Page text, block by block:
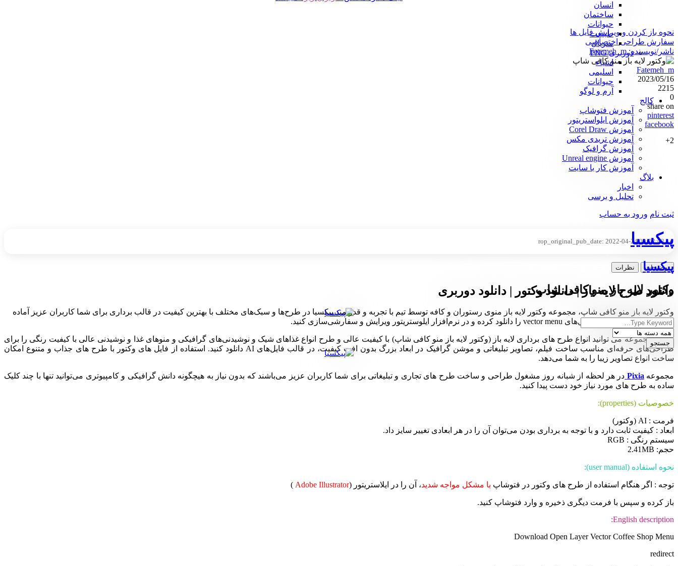
انسان
ساختمان
حیوانات
طبیعت
متریال
دوربری PNG
اشیاء
اسلیمی
حیوانات
آرم و لوگو
کالج
آموزش فتوشاپ
آموزش ایلواستریتور
آموزش Corel Draw
آموزش تریدی مکس
آموزش گرافیک
آموزش Unreal engine
آموزش کار با سایت
بلاگ
اخبار
تحلیل و برسی
ثبت نام ورود به حساب
پیکسیا
پیکسیا
دانلود طرح لایه باز | دانلود وکتور | دانلود دوربری
نحوه باز کردن و ویرایش فایل ها
سفارش طراحی اختصاصی
ناشر/نویسنده:Fatemeh_m
Fatemeh_m
2023/05/16
2215
0
share on
pinterest
facebook
2+
rop_original_pub_date: 2022-04-24 00:02:03
توضیحات نظرات
وکتور لایه باز منو کافی شاپ
وکتور لایه باز منو کافی شاپ، مجموعه وکتور لایه باز منوی رستوران و کافه توسط تیم با تجربه و قدرتمند پیکسیا در طرح‌ها و سبک‌های مختلف با بهترین کیفیت در قالب برداری برای شما کاربران عزیز آماده
کرده است. شما می‌تواید فایل‌های vector menu را دانلود کرده و در نرم‌افزار ایلوستریتور ویرایش و سفارشی‌سازی کنید.
در این مجموعه می توانید انواع طرح های برداری لایه باز (وکتور لایه باز منو کافی شاپ) با کیفیت عالی و طرح انواع غذا‌های شیک و نوشیدنی‌های گرافیکی و منوهای غذا و نوشیدنی عالی با کیفیت رنگی را برای
طراحی‌های حرفه‌ای مناسب ساخت فیلم، تصاویر تبلیغاتی و موشن گرافیک در ابعاد بزرگ بدون افت کیفیت، در قالب فایل‌های AI دانلود کنید. استفاده از فایل های وکتور با طرح های جذاب و متنوع امکان
ساخت انواع تصاویر زیبا را به شما می‌دهد.
مجموعه Pixia در هر لحظه از شبانه روز مشغول طراحی و ساخت طرح های تجاری و تبلیغاتی برای شما کاربران عزیز می‌باشند که بدون نیاز به هیچگونه دانش گرافیکی و کامپیوتری می‌توانید تنها با چند کلیک
ساده به طرح های مورد نیاز خود دست پیدا کنید.
خصوصیات (properties):
فرمت : AI (وکتور)
ابعاد : کیفیت ثابت دارد و با توجه به برداری بودن می‌توان آن را در هر ابعادی تغییر سایز داد.
سیستم رنگی : RGB
حجم: 2.41MB
نحوه استفاده (user manual):
توجه : اگر هنگام استفاده از طرح های وکتور در فتوشاپ با مشکل مواجه شدید، آن را در ایلاستریتور (Adobe Illustrator
)
باز کرده و سپس با فرمت دیگری ذخیره و وارد فتوشاپ کنید.
English description:
Download Open Layer Vector Coffee Shop Menu
redirect